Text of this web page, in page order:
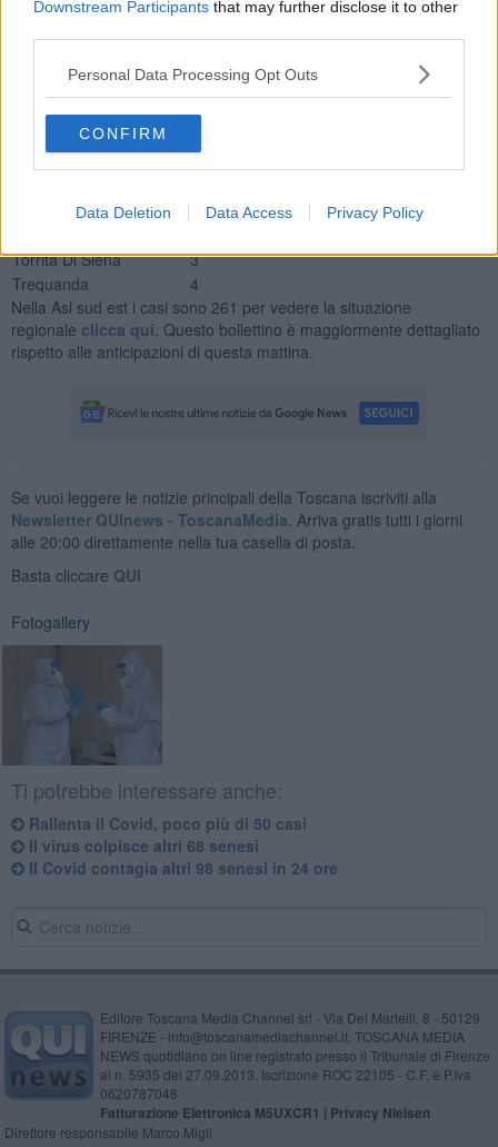
Downstream Participants that may further disclose it to other
Personal Data Processing Opt Outs
CONFIRM
Data Deletion Data Access Privacy Policy
Monticiano
1
Murlo
1
Poggibonsi
7
Radda In Chianti
1
San Casciano Dei Bagni
Sarteano
2
Sinalunga
Torrita Di Siena
3
Trequanda
4
Nella Asl sud est i casi sono 261 per vedere la situazione
regionale clicca qui . Questo bollettino è maggiormente dettagliato
rispetto alle anticipazioni di questa mattina.
Se vuoi leggere le notizie principali della Toscana iscriviti alla
Newsletter QUInews - ToscanaMedia. Arriva gratis tutti i giorni
alle 20:00 direttamente nella tua casella di posta.
Basta cliccare QUI
Fotogallery
Ti potrebbe interessare anche:
Rallenta il Covid, poco più di 50 casi
Il virus colpisce altri 68 senesi
Il Covid contagia altri 98 senesi in 24 ore
Editore Toscana Media Channel srl - Via Dei Martelli, 8 - 50129
FIRENZE - info@toscanamediachannel.it. TOSCANA MEDIA
NEWS quotidiano on line registrato presso il Tribunale di Firenze
al n. 5935 del 27.09.2013. Iscrizione ROC 22105 - C.F. e P.Iva
0620787048
Fatturazione Elettronica M5UXCR1 | Privacy Nielsen
Direttore responsabile Marco Migli